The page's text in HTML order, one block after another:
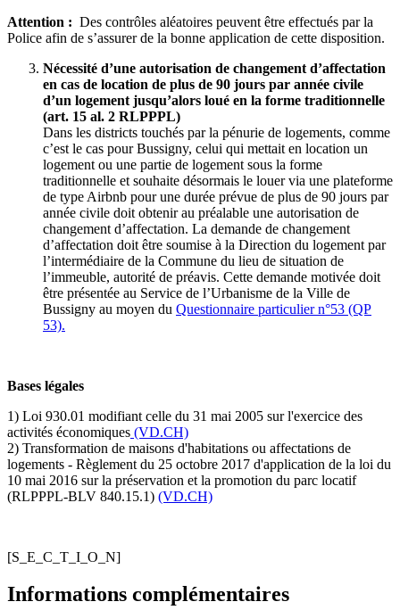
Attention : Des contrôles aléatoires peuvent être effectués par la
Police afin de s’assurer de la bonne application de cette disposition.
Nécessité d’une autorisation de changement d’affectation
en cas de location de plus de 90 jours par année civile
d’un logement jusqu’alors loué en la forme traditionnelle
(art. 15 al. 2 RLPPPL)
Dans les districts touchés par la pénurie de logements, comme
c’est le cas pour Bussigny, celui qui mettait en location un
logement ou une partie de logement sous la forme
traditionnelle et souhaite désormais le louer via une plateforme
de type Airbnb pour une durée prévue de plus de 90 jours par
année civile doit obtenir au préalable une autorisation de
changement d’affectation. La demande de changement
d’affectation doit être soumise à la Direction du logement par
l’intermédiaire de la Commune du lieu de situation de
l’immeuble, autorité de préavis. Cette demande motivée doit
être présentée au Service de l’Urbanisme de la Ville de
Bussigny au moyen du Questionnaire particulier n°53 (QP
53).
Bases légales
1) Loi 930.01 modifiant celle du 31 mai 2005 sur l'exercice des
activités économiques (VD.CH)
2) Transformation de maisons d'habitations ou affectations de
logements - Règlement du 25 octobre 2017 d'application de la loi du
10 mai 2016 sur la préservation et la promotion du parc locatif
(RLPPPL-BLV 840.15.1) (VD.CH)
[S_E_C_T_I_O_N]
Informations complémentaires